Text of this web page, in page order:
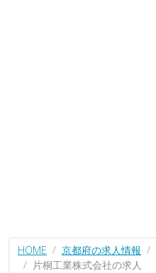
HOME 京都府の求人情報
片桐工業株式会社の求人